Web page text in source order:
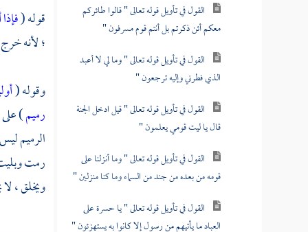
القول في تأويل قوله تعالى " قالوا طائركم
معكم أئن ذكرتم بل أنتم قوم مسرفون "
القول في تأويل قوله تعالى " وما لي لا أعبد
الذي فطرني وإليه ترجعون "
القول في تأويل قوله تعالى " قيل ادخل الجنة
قال يا ليت قومي يعلمون "
القول في تأويل قوله تعالى " وما أنزلنا على
قومه من بعده من جند من السماء وما كنا منزلين "
القول في تأويل قوله تعالى " يا حسرة على
العباد ما يأتيهم من رسول إلا كانوا به يستهزئون "
قوله (
؛ لأنه
وقوله (
رميم)
الرميم
رمت
ويخلق ،